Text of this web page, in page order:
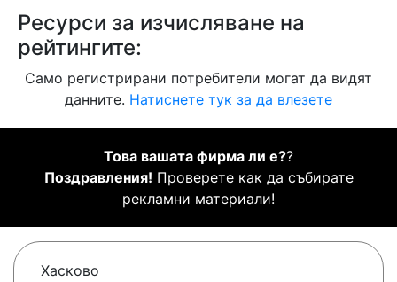
Ресурси за изчисляване на
рейтингите:
Само регистрирани потребители могат да видят
данните. Натиснете тук за да влезете
Това вашата фирма ли е??
Поздравления! Проверете как да събирате
рекламни материали!
Хасково